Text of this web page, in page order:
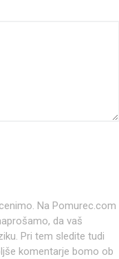
Na Pomurec.com
da vaš
Pri tem sledite tudi
komentarje bomo ob